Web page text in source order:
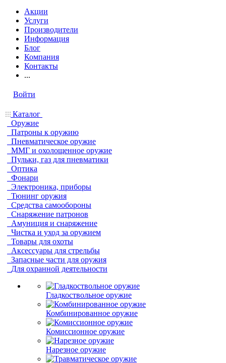
Акции
Услуги
Производители
Информация
Блог
Компания
Контакты
...
Войти
Каталог
Оружие
Патроны к оружию
Пневматическое оружие
ММГ и охолощенное оружие
Пульки, газ для пневматики
Оптика
Фонари
Электроника, приборы
Тюнинг оружия
Средства самообороны
Снаряжение патронов
Амуниция и снаряжение
Чистка и уход за оружием
Товары для охоты
Аксессуары для стрельбы
Запасные части для оружия
Для охранной деятельности
Гладкоствольное оружие
Комбинированное оружие
Комиссионное оружие
Нарезное оружие